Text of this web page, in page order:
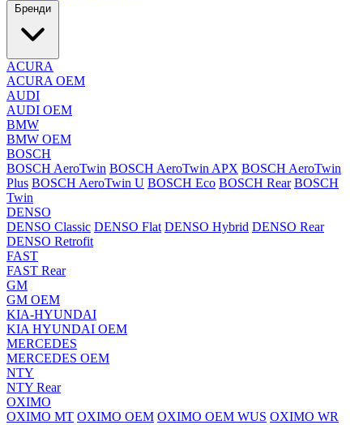
Бренди
ACURA
ACURA OEM
AUDI
AUDI OEM
BMW
BMW OEM
BOSCH
BOSCH AeroTwin BOSCH AeroTwin APX BOSCH AeroTwin
Plus BOSCH AeroTwin U BOSCH Eco BOSCH Rear BOSCH
Twin
DENSO
DENSO Classic DENSO Flat DENSO Hybrid DENSO Rear
DENSO Retrofit
FAST
FAST Rear
GM
GM OEM
KIA-HYUNDAI
KIA HYUNDAI OEM
MERCEDES
MERCEDES OEM
NTY
NTY Rear
OXIMO
OXIMO MT OXIMO OEM OXIMO OEM WUS OXIMO WR